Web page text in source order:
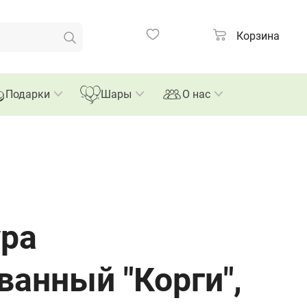
Корзина
Подарки Шары О нас
"Корги",